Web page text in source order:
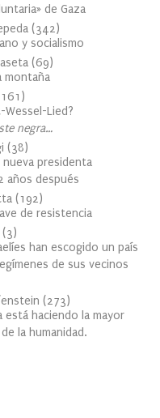
de Gaza
(342)
y socialismo
(69)
montaña
161 )
Lied?
negra…
(38)
presidenta
años después
(192)
de resistencia
(3)
han escogido un país
de sus vecinos
(273)
está haciendo la mayor
la humanidad.